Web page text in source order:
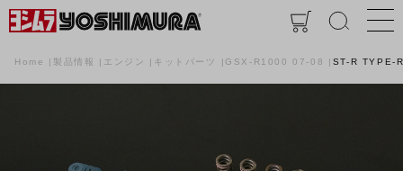
Home 製品情報 エンジン キットパーツ GSX-R1000 07-08 ST-R TYPE-